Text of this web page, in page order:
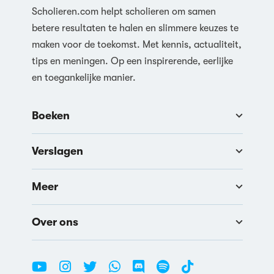
Scholieren.com helpt scholieren om samen
betere resultaten te halen en slimmere keuzes te
maken voor de toekomst. Met kennis, actualiteit,
tips en meningen. Op een inspirerende, eerlijke
en toegankelijke manier.
Boeken
Verslagen
Meer
Over ons